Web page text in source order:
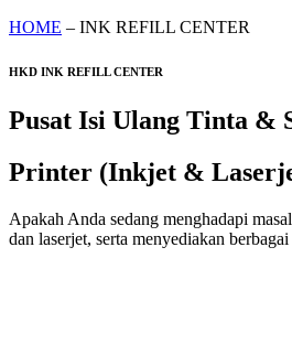
HOME – INK REFILL CENTER
HKD INK REFILL CENTER
Pusat Isi Ulang Tinta &
Printer (Inkjet &
Apakah Anda sedang menghadapi
dan laserjet, serta menyediakan